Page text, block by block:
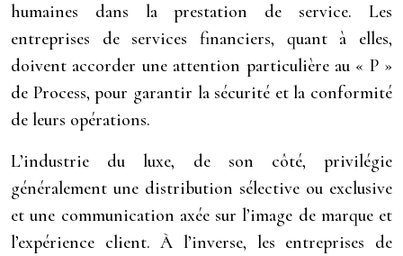
humaines dans la prestation de service. Les
entreprises de services financiers, quant à elles,
doivent accorder une attention particulière au « P »
de Process, pour garantir la sécurité et la conformité
de leurs opérations.
L’industrie du luxe, de son côté, privilégie
généralement une distribution sélective ou exclusive
et une communication axée sur l’image de marque et
l’expérience client. À l’inverse, les entreprises de